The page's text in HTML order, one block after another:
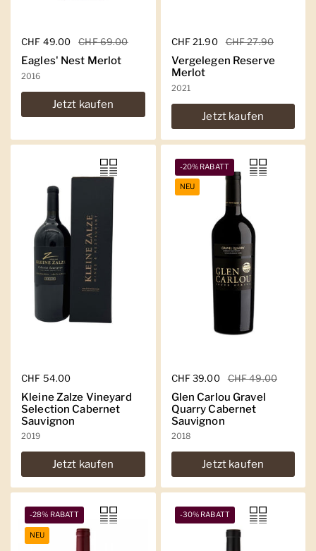
Regulärer Preis
CHF 49.00 Sale-Preis
CHF 69.00
Eagles' Nest Merlot
2016
Jetzt kaufen
Regulärer Preis
CHF 21.90 Sale-Preis
CHF 27.90
Vergelegen Reserve
Merlot
2021
Jetzt kaufen
Regulärer Preis
CHF 54.00
Kleine Zalze Vineyard
Selection Cabernet
Sauvignon
2019
Jetzt kaufen
Regulärer Preis
CHF 39.00 Sale-Preis
CHF 49.00
Glen Carlou Gravel
Quarry Cabernet
Sauvignon
2018
Jetzt kaufen
-20% RABATT
NEU
-28% RABATT
NEU
-30% RABATT